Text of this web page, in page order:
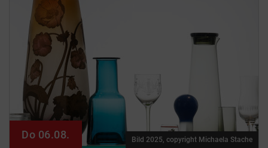
Do 06.08. Bild 2025, copyright Michaela Stache